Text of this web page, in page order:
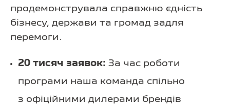
продемонструвала справжню єдність
бізнесу, держави та громад задля
перемоги.
20 тисяч заявок: За час роботи
програми наша команда спільно
з офіційними дилерами брендів